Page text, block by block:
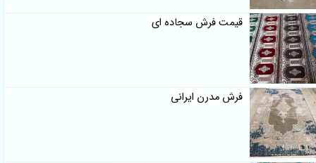
قیمت فرش سجاده ای
فرش مدرن ایرانی